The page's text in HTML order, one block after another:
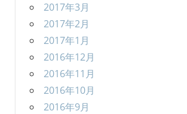
2017年3月
2017年2月
2017年1月
2016年12月
2016年11月
2016年10月
2016年9月